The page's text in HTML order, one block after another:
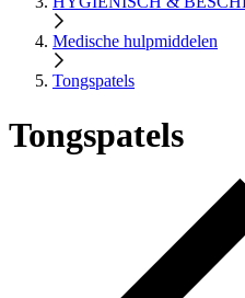
Medische hulpmiddelen
Tongspatels
Tongspatels